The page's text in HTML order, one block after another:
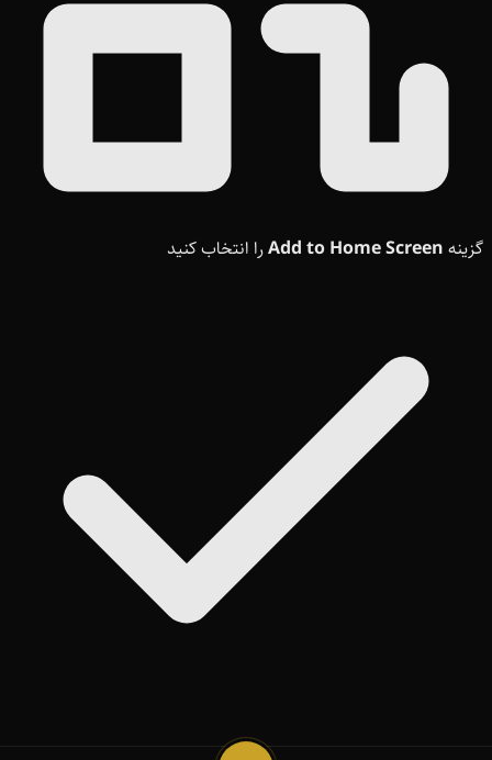
گزینه Add to Home Screenرا انتخاب کنید